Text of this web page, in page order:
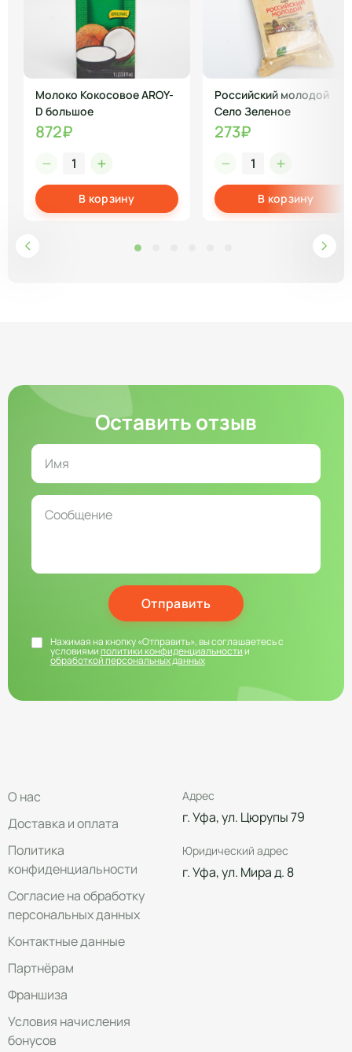
Молоко Кокосовое AROY-
D большое
872₽
В корзину
Российский молодой
Село Зеленое
273₽
В корзину
Оставить отзыв
Отправить
Нажимая на кнопку «Отправить», вы соглашаетесь с
условиямиполитики конфиденциальностии
обработкой персональных данных
О нас
Доставка и оплата
Политика
конфиденциальности
Согласие на обработку
персональных данных
Контактные данные
Партнёрам
Франшиза
Условия начисления
бонусов
Адрес
г. Уфа, ул. Цюрупы 79
Юридический адрес
г. Уфа, ул. Мира д. 8